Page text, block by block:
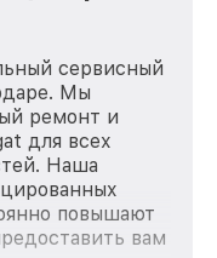
сервисный
Мы
ремонт и
для всех
Наша
повышают
вам